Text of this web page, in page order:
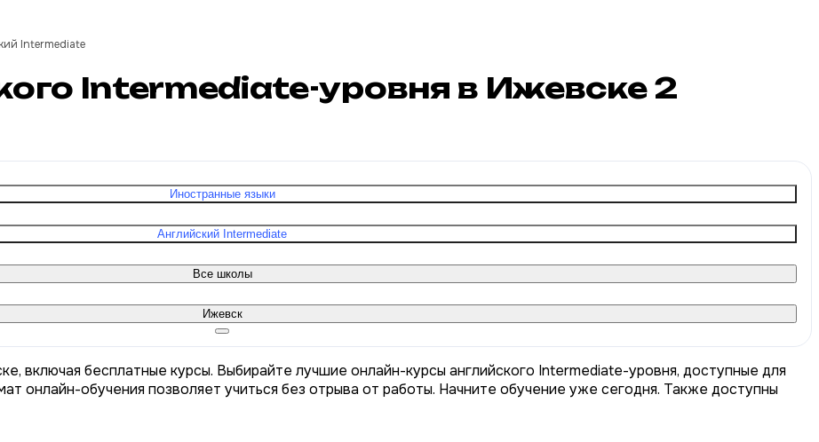
Intermediate
Intermediate-уровня в Ижевске 2
Иностранные языки
Английский Intermediate
Все школы
Ижевск
включая бесплатные курсы. Выбирайте лучшие онлайн-курсы английского Intermediate-уровня, доступные для
онлайн-обучения позволяет учиться без отрыва от работы. Начните обучение уже сегодня. Также доступны